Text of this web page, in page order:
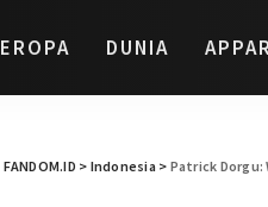
EROPA DUNIA
FANDOM.ID > Indonesia> Patrick